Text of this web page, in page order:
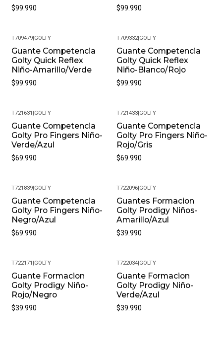
$99.990 $99.990
T709479| GOLTY
Guante Competencia
Golty Quick Reflex
Niño-Amarillo/Verde
$99.990
T709332| GOLTY
Guante Competencia
Golty Quick Reflex
Niño-Blanco/Rojo
$99.990
T721631 GOLTY
Guante Competencia
Golty Pro Fingers Niño-
Verde/Azul
$69.990
T721433 GOLTY
Guante Competencia
Golty Pro Fingers Niño-
Rojo/Gris
$69.990
T721839| GOLTY
Guante Competencia
Golty Pro Fingers Niño-
Negro/Azul
$69.990
T722096 GOLTY
Guantes Formacion
Golty Prodigy Niños-
Amarillo/Azul
$39.990
T722171 |GOLTY
Guante Formacion
Golty Prodigy Niño-
Rojo/Negro
$39.990
T722034|GOLTY
Guante Formacion
Golty Prodigy Niño-
Verde/Azul
$39.990